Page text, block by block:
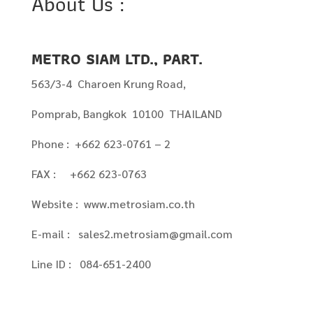
METRO SIAM LTD., PART.
563/3-4 Charoen Krung Road,
Pomprab, Bangkok 10100 THAILAND
Phone : +662 623-0761 – 2
FAX : +662 623-0763
Website : www.metrosiam.co.th
E-mail : sales2.metrosiam@gmail.com
Line ID : 084-651-2400